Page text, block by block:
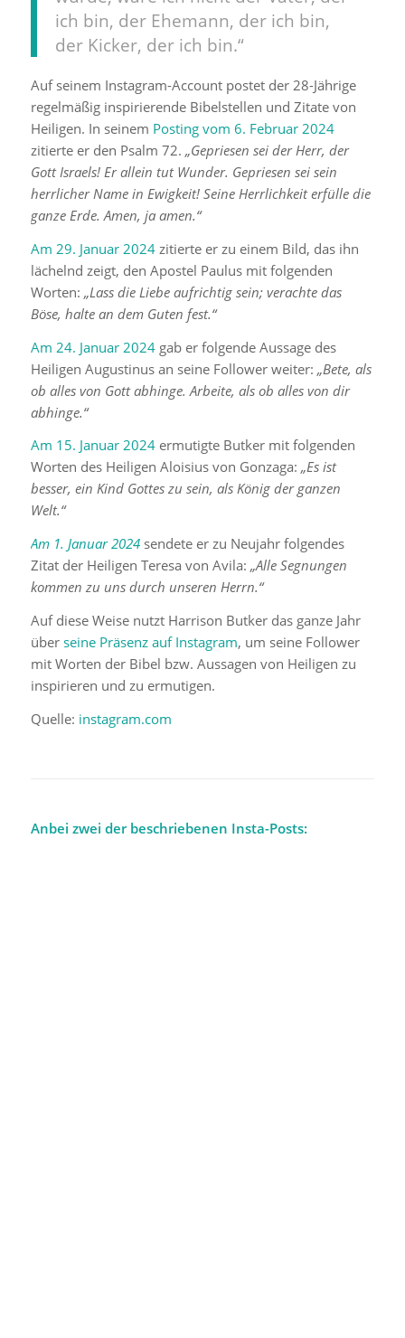
ich bin, der Ehemann, der ich bin,
der Kicker, der ich bin.“
Auf seinem Instagram-Account postet der 28-Jährige
regelmäßig inspirierende Bibelstellen und Zitate von
Heiligen. In seinem Posting vom 6. Februar 2024
zitierte er den Psalm 72. „Gepriesen sei der Herr, der
Gott Israels! Er allein tut Wunder. Gepriesen sei sein
herrlicher Name in Ewigkeit! Seine Herrlichkeit erfülle die
ganze Erde. Amen, ja amen.“
Am 29. Januar 2024zitierte er zu einem Bild, das ihn
lächelnd zeigt, den Apostel Paulus mit folgenden
Worten: „Lass die Liebe aufrichtig sein; verachte das
Böse, halte an dem Guten fest.“
Am 24. Januar 2024gab er folgende Aussage des
Heiligen Augustinus an seine Follower weiter: „Bete, als
ob alles von Gott abhinge. Arbeite, als ob alles von dir
abhinge.“
Am 15. Januar 2024ermutigte Butker mit folgenden
Worten des Heiligen Aloisius von Gonzaga: „Es ist
besser, ein Kind Gottes zu sein, als König der ganzen
Welt.“
Am 1. Januar 2024sendete er zu Neujahr folgendes
Zitat der Heiligen Teresa von Avila: „Alle Segnungen
kommen zu uns durch unseren Herrn.“
Auf diese Weise nutzt Harrison Butker das ganze Jahr
über seine Präsenz auf Instagram, um seine Follower
mit Worten der Bibel bzw. Aussagen von Heiligen zu
inspirieren und zu ermutigen.
Quelle: instagram.com
Anbei zwei der beschriebenen Insta-Posts: